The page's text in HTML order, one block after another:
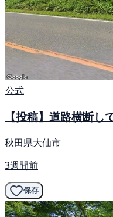
公式
【投稿】道路横断し
秋田県大仙市
3週間前
保存